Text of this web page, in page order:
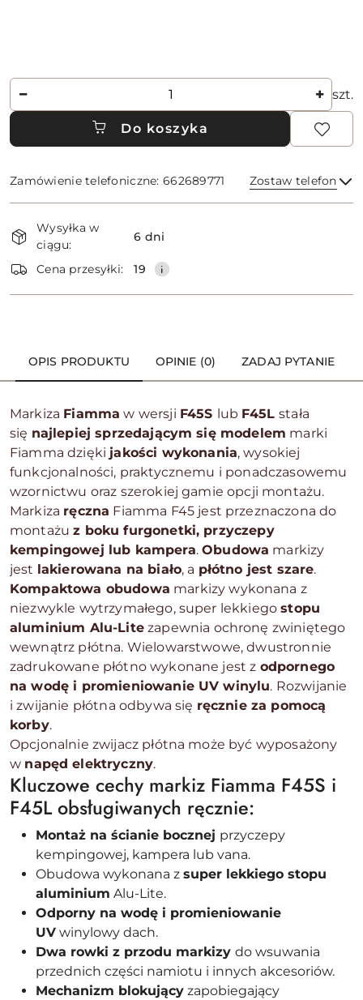
szt.
Do koszyka
Zamówienie telefoniczne: 662689771 Zostaw telefon
i
dostawa
Wysyłka w
ciągu:
6 dni
Cena przesyłki: 19
OPIS PRODUKTU OPINIE (0) ZADAJ PYTANIE
Markiza Fiamma w wersji F45S lub F45L stała
się najlepiej sprzedającym się modelem marki
Fiamma dzięki jakości wykonania, wysokiej
funkcjonalności, praktycznemu i ponadczasowemu
wzornictwu oraz szerokiej gamie opcji montażu.
Markiza ręczna Fiamma F45 jest przeznaczona do
montażu z boku furgonetki, przyczepy
kempingowej lub kampera. Obudowa markizy
jest lakierowana na biało, a płótno jest szare.
Kompaktowa obudowa markizy wykonana z
niezwykle wytrzymałego, super lekkiego stopu
aluminium Alu-Lite zapewnia ochronę zwiniętego
wewnątrz płótna. Wielowarstwowe, dwustronnie
zadrukowane płótno wykonane jest z odpornego
na wodę i promieniowanie UV winylu. Rozwijanie
i zwijanie płótna odbywa się ręcznie za pomocą
korby.
Opcjonalnie zwijacz płótna może być wyposażony
w napęd elektryczny.
Kluczowe cechy markiz Fiamma F45S i
F45L obsługiwanych ręcznie:
Montaż na ścianie bocznej przyczepy
kempingowej, kampera lub vana.
Obudowa wykonana z super lekkiego stopu
aluminium Alu-Lite.
Odporny na wodę i promieniowanie
UV winylowy dach.
Dwa rowki z przodu markizy do wsuwania
przednich części namiotu i innych akcesoriów.
Mechanizm blokujący zapobiegający